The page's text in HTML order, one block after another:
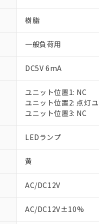
樹脂
一般負荷用
DC5V 6mA
ユニット位置1: NC
ユニット位置2: 点灯
ユニット位置3: NC
LEDランプ
黄
AC/DC12V
AC/DC12V±10%
ご利用条件
※1 対応状況
調査・確認中：
非該当品：ライセ
仕入先様の事情に
があります。
※1 中国